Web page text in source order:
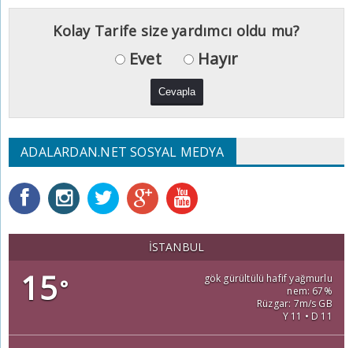
Kolay Tarife size yardımcı oldu mu?
Evet Hayır
ADALARDAN.NET SOSYAL MEDYA
İSTANBUL
15°
gök gürültülü hafif yağmurlu
nem: 67%
Rüzgar: 7m/s GB
Y 11 • D 11